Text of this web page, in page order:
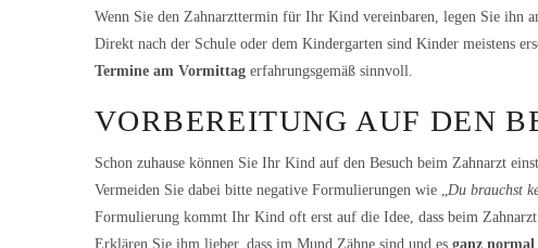
Wenn Sie den Zahnarzttermin für Ihr Kind vereinbaren, legen Sie ihn
Direkt nach der Schule oder dem Kindergarten sind Kinder meistens
Termine am Vormittag erfahrungsgemäß sinnvoll.
VORBEREITUNG AUF DEN
Schon zuhause können Sie Ihr Kind auf den Besuch beim Zahnarzt
Vermeiden Sie dabei bitte negative Formulierungen wie „Du brauchst
Formulierung kommt Ihr Kind oft erst auf die Idee, dass beim
Erklären Sie ihm lieber, dass im Mund Zähne sind und es ganz normal